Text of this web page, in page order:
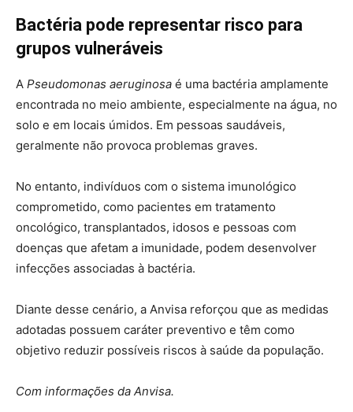
Bactéria pode representar risco para
grupos vulneráveis
A Pseudomonas aeruginosa é uma bactéria amplamente
encontrada no meio ambiente, especialmente na água, no
solo e em locais úmidos. Em pessoas saudáveis,
geralmente não provoca problemas graves.
No entanto, indivíduos com o sistema imunológico
comprometido, como pacientes em tratamento
oncológico, transplantados, idosos e pessoas com
doenças que afetam a imunidade, podem desenvolver
infecções associadas à bactéria.
Diante desse cenário, a Anvisa reforçou que as medidas
adotadas possuem caráter preventivo e têm como
objetivo reduzir possíveis riscos à saúde da população.
Com informações da Anvisa.